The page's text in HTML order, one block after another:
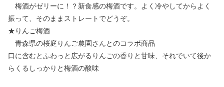
梅酒がゼリーに！？新食感の梅酒です。よく冷やしてからよく
振って、そのままストレートでどうぞ。
★りんご梅酒
青森県の桜庭りんご農園さんとのコラボ商品
口に含むとふわっと広がるりんごの香りと甘味、それでいて後か
らくるしっかりと梅酒の酸味